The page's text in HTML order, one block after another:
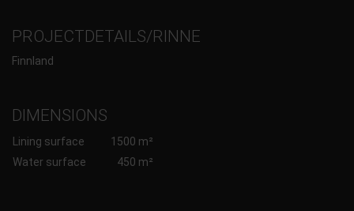
PROJECTDETAILS/RINNE
Finnland
DIMENSIONS
Lining surface
1500 m²
Water surface
450 m²